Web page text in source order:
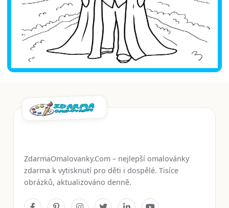
ZdarmaOmalovanky.Com – nejlepší omalovánky
zdarma k vytisknutí pro děti i dospělé. Tisíce
obrázků, aktualizováno denně.